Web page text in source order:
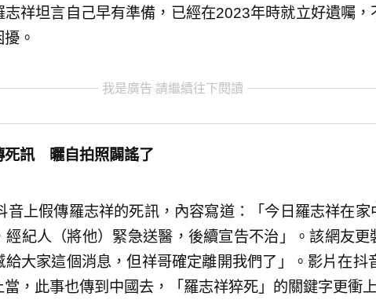
志祥坦言自己早有準備，已經在2023年時就立好遺囑，
。
我是廣告 請繼續往下閱讀
死訊 曬自拍照闢謠了
音上假傳羅志祥的死訊，內容寫道：「今日羅志祥在家
經紀人（將他）緊急送醫，後續宣告不治」。該網友更
給大家這個消息，但祥哥確定離開我們了」。影片在抖
，此事也傳到中國去，「羅志祥猝死」的關鍵字更衝